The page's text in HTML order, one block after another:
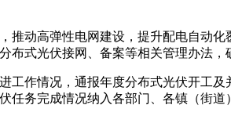
推动高弹性电网建设，提升配电自动
式光伏接网、备案等相关管理办法，
工作情况，通报年度分布式光伏开工
务完成情况纳入各部门、各镇（街道